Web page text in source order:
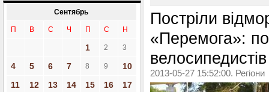
Сентябрь
П В С Ч П С Н
1 2 3
4 5 6 7 8 9
10
11
12 13 14 15 16
17
Постріли
«Перемога»:
2013-05-27 15:52:00. Регіони